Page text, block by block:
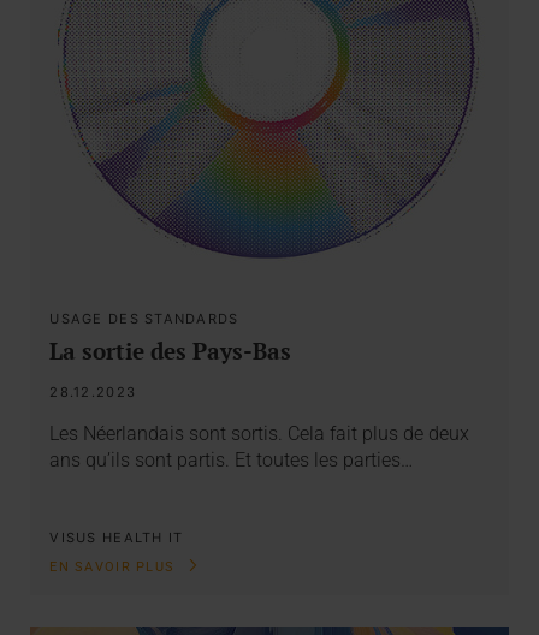
USAGE DES STANDARDS
La sortie des Pays-Bas
28.12.2023
Les Néerlandais sont sortis. Cela fait plus de deux
ans qu’ils sont partis. Et toutes les parties…
VISUS HEALTH IT
EN SAVOIR PLUS